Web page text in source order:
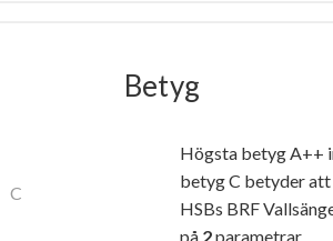
Betyg
Högsta betyg A++
betyg C betyder att
HSBs BRF
på 2parametrar.